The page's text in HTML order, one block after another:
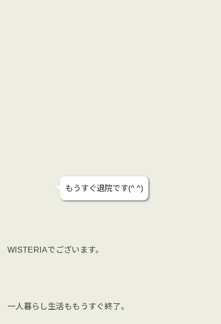
もうすぐ退院です(^ ^)
WISTERIAでございます。
一人暮らし生活ももうすぐ終了。